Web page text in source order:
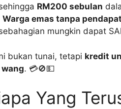
RM200 sebulan
Warga emas tanpa
mungkin dapat
bukan tunai, tetapi kredit
. 💳🚫💵
Yang